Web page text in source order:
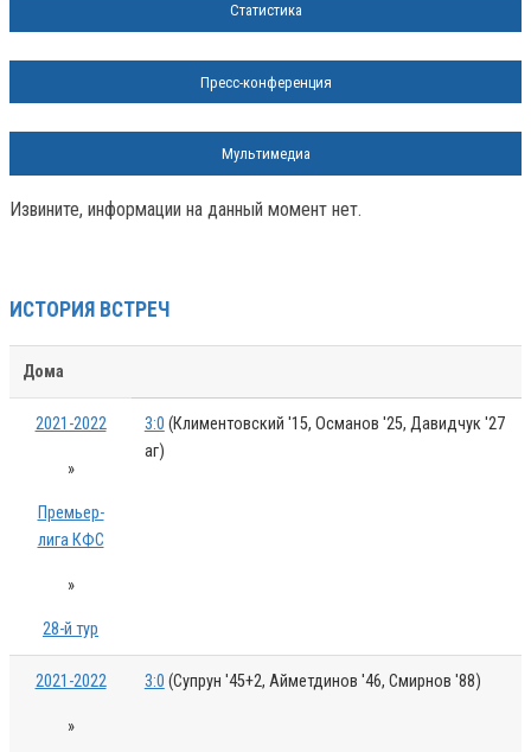
Статистика
Пресс-конференция
Мультимедиа
Извините, информации на данный момент нет.
ИСТОРИЯ ВСТРЕЧ
Дома
2021-2022
»
Премьер-
лига КФС
»
28-й тур
3:0 (Климентовский '15, Османов '25, Давидчук '27
аг)
2021-2022
»
3:0 (Супрун '45+2, Айметдинов '46, Смирнов '88)